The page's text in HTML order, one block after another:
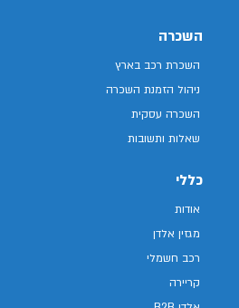
השכרה
השכרת רכב בארץ
ניהול הזמנת השכרה
השכרה עסקית
שאלות ותשובות
כללי
אודות
מגזין אלדן
רכב חשמלי
קריירה